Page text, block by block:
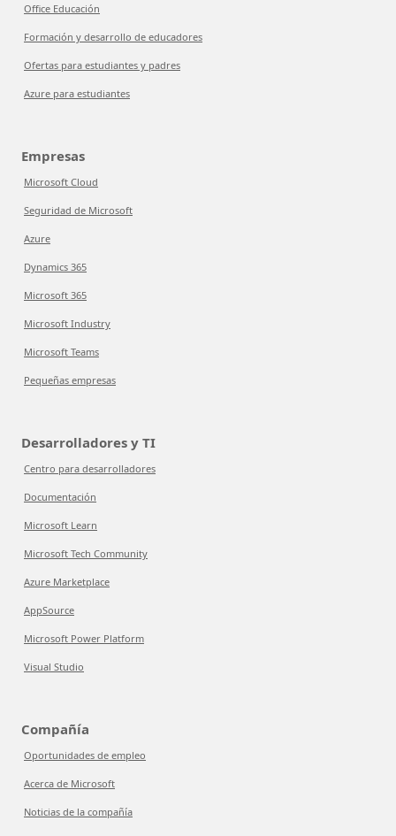
Office Educación
Formación y desarrollo de educadores
Ofertas para estudiantes y padres
Azure para estudiantes
Empresas
Microsoft Cloud
Seguridad de Microsoft
Azure
Dynamics 365
Microsoft 365
Microsoft Industry
Microsoft Teams
Pequeñas empresas
Desarrolladores y TI
Centro para desarrolladores
Documentación
Microsoft Learn
Microsoft Tech Community
Azure Marketplace
AppSource
Microsoft Power Platform
Visual Studio
Compañía
Oportunidades de empleo
Acerca de Microsoft
Noticias de la compañía